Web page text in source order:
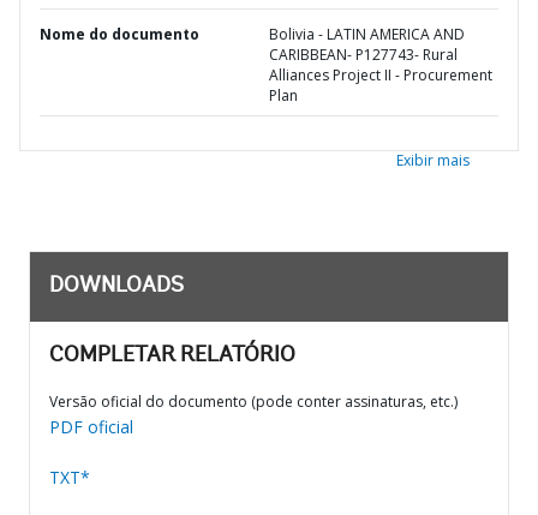
Nome do documento
Bolivia - LATIN AMERICA AND
CARIBBEAN- P127743- Rural
Alliances Project II - Procurement
Plan
Exibir mais
DOWNLOADS
COMPLETAR RELATÓRIO
Versão oficial do documento (pode conter assinaturas, etc.)
PDF oficial
TXT*